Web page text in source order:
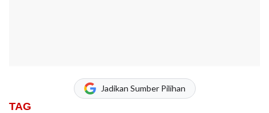
Jadikan Sumber Pilihan
TAG